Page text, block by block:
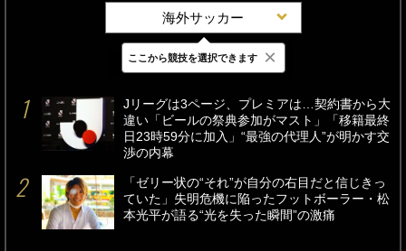
海外サッカー
最新 24時間 週間
Jリーグは3ページ、プレミアは…契約書から大
違い「ビールの祭典参加がマスト」「移籍最終
日23時59分に加入」“最強の代理人”が明かす交
渉の内幕
「ゼリー状の“それ”が自分の右目だと信じきっ
ていた」失明危機に陥ったフットボーラー・松
本光平が語る“光を失った瞬間”の激痛
ここから競技を選択できます ×